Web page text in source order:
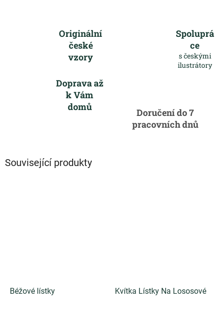
Originální
české
vzory
Spoluprá
ce
s českými
ilustrátory
Doprava až
k Vám
domů
Doručení do 7
pracovních dnů
Související produkty
Béžové lístky Kvítka Lístky Na Lososové